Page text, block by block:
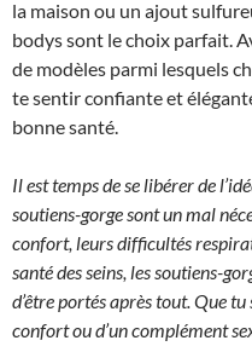
la maison ou un ajout
bodys sont le choix parfait.
de modèles parmi lesquels
te sentir confiante et
bonne santé.
Il est temps de se libérer de
soutiens-gorge sont un mal
confort, leurs difficultés
santé des seins, les soutiens-
d’être portés après tout. Que
confort ou d’un complément